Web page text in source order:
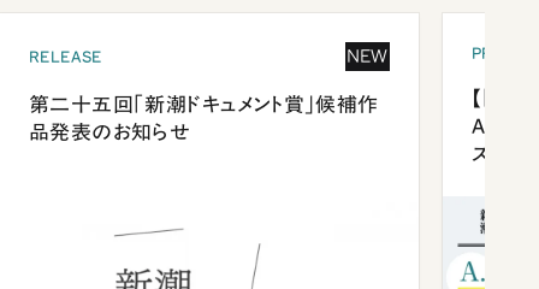
RELEASE NEW
第二十五回「新潮ドキュメント賞」候補作
品発表のお知らせ
【「新
ズプレ